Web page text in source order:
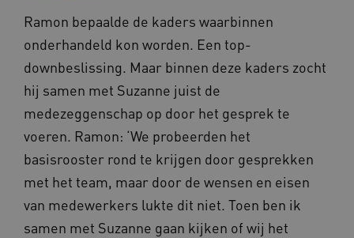
Ramon bepaalde de kaders waarbinnen
onderhandeld kon worden. Een top-
downbeslissing. Maar binnen deze kaders zocht
hij samen met Suzanne juist de
medezeggenschap op door het gesprek te
voeren. Ramon: ‘We probeerden het
basisrooster rond te krijgen door gesprekken
met het team, maar door de wensen en eisen
van medewerkers lukte dit niet. Toen ben ik
samen met Suzanne gaan kijken of wij het
www.waardigheidentrots.nl
AWSALBCORS
Amazon.com Inc.
m906.waardigheidentrots.nl